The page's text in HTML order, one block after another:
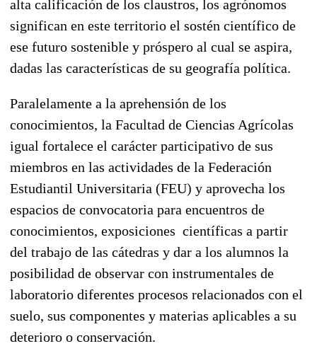
alta calificación de los claustros, los agrónomos
significan en este territorio el sostén científico de
ese futuro sostenible y próspero al cual se aspira,
dadas las características de su geografía política.
Paralelamente a la aprehensión de los
conocimientos, la Facultad de Ciencias Agrícolas
igual fortalece el carácter participativo de sus
miembros en las actividades de la Federación
Estudiantil Universitaria (FEU) y aprovecha los
espacios de convocatoria para encuentros de
conocimientos, exposiciones científicas a partir
del trabajo de las cátedras y dar a los alumnos la
posibilidad de observar con instrumentales de
laboratorio diferentes procesos relacionados con el
suelo, sus componentes y materias aplicables a su
deterioro o conservación.